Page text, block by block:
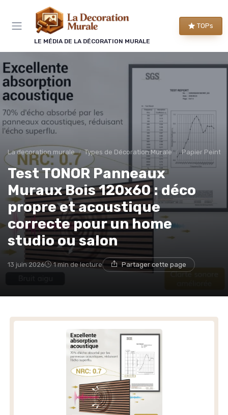
LE MÉDIA DE LA DÉCORATION MURALE
TOPs
La decoration murale Types de Décoration Murale Papier Peint
Test TONOR Panneaux
Muraux Bois 120x60 : déco
propre et acoustique
correcte pour un home
studio ou salon
13 juin 2026 1 min de lecture Partager cette page
Panneau de gestion des cookies